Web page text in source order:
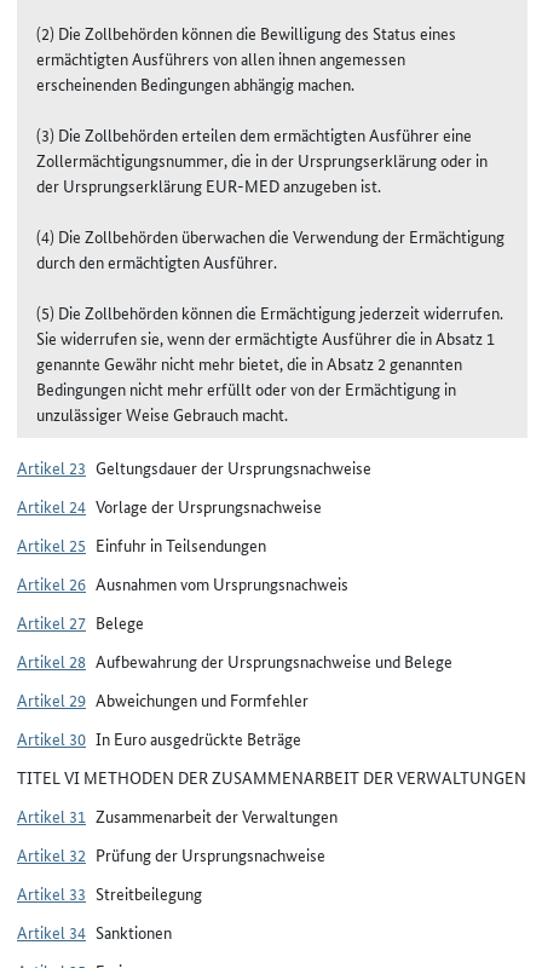
(2) Die Zollbehörden können die Bewilligung des Status eines
ermächtigten Ausführers von allen ihnen angemessen
erscheinenden Bedingungen abhängig machen.
(3) Die Zollbehörden erteilen dem ermächtigten Ausführer eine
Zollermächtigungsnummer, die in der Ursprungserklärung oder in
der Ursprungserklärung EUR-MED anzugeben ist.
(4) Die Zollbehörden überwachen die Verwendung der Ermächtigung
durch den ermächtigten Ausführer.
(5) Die Zollbehörden können die Ermächtigung jederzeit widerrufen.
Sie widerrufen sie, wenn der ermächtigte Ausführer die in Absatz 1
genannte Gewähr nicht mehr bietet, die in Absatz 2 genannten
Bedingungen nicht mehr erfüllt oder von der Ermächtigung in
unzulässiger Weise Gebrauch macht.
Artikel 23 Geltungsdauer der Ursprungsnachweise
Artikel 24 Vorlage der Ursprungsnachweise
Artikel 25 Einfuhr in Teilsendungen
Artikel 26 Ausnahmen vom Ursprungsnachweis
Artikel 27 Belege
Artikel 28 Aufbewahrung der Ursprungsnachweise und Belege
Artikel 29 Abweichungen und Formfehler
Artikel 30 In Euro ausgedrückte Beträge
TITEL VI METHODEN DER ZUSAMMENARBEIT DER VERWALTUNGEN
Artikel 31 Zusammenarbeit der Verwaltungen
Artikel 32 Prüfung der Ursprungsnachweise
Artikel 33 Streitbeilegung
Artikel 34 Sanktionen